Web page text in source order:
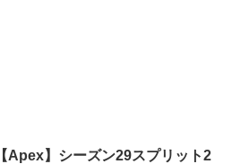
【Apex】シーズン29スプリット2